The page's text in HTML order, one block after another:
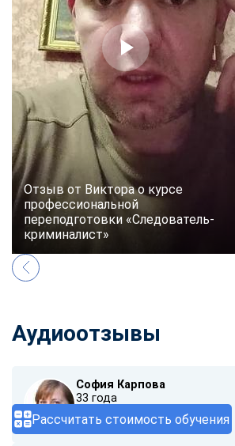
Рассчитать стоимость обучения
Отзыв от Виктора о курсе
профессиональной
переподготовки «Следователь-
криминалист»
Аудиоотзывы
София Карпова
33 года
00:00/ 01:40